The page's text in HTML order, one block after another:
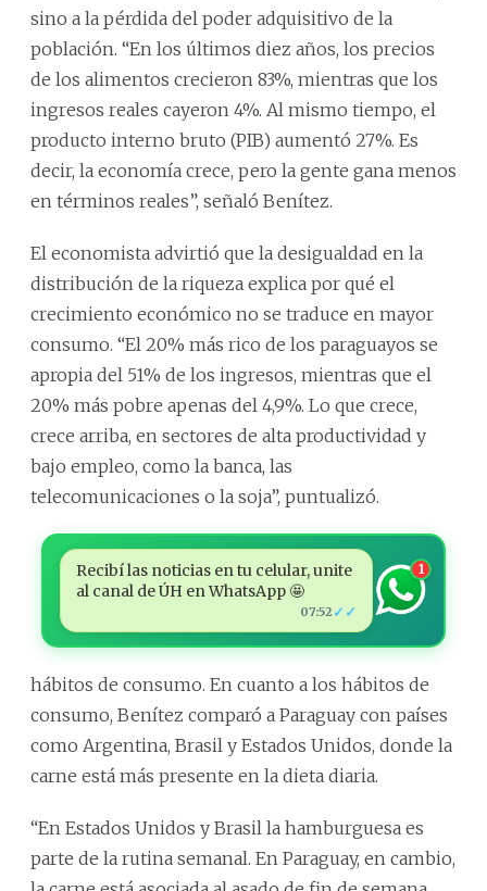
sino a la pérdida del poder adquisitivo de la
población. “En los últimos diez años, los precios
de los alimentos crecieron 83%, mientras que los
ingresos reales cayeron 4%. Al mismo tiempo, el
producto interno bruto (PIB) aumentó 27%. Es
decir, la economía crece, pero la gente gana menos
en términos reales”, señaló Benítez.
El economista advirtió que la desigualdad en la
distribución de la riqueza explica por qué el
crecimiento económico no se traduce en mayor
consumo. “El 20% más rico de los paraguayos se
apropia del 51% de los ingresos, mientras que el
20% más pobre apenas del 4,9%. Lo que crece,
crece arriba, en sectores de alta productividad y
bajo empleo, como la banca, las
telecomunicaciones o la soja”, puntualizó.
Recibí las noticias en tu celular, unite
al canal de ÚH en WhatsApp 🤩
07:52 ✓✓
1
hábitos de consumo. En cuanto a los hábitos de
consumo, Benítez comparó a Paraguay con países
como Argentina, Brasil y Estados Unidos, donde la
carne está más presente en la dieta diaria.
“En Estados Unidos y Brasil la hamburguesa es
parte de la rutina semanal. En Paraguay, en cambio,